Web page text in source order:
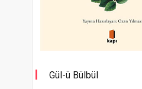
Gül-ü Bülbül